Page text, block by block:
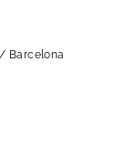
Barcelona